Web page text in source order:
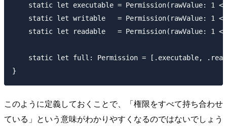
static let executable = Permission(rawValue: 1
static let writable   = Permission(rawValue: 1
static let readable   = Permission(rawValue: 1
static let full: Permission = [.executable,
このように定義しておくことで、「権限をすべて持ち合わせ
ている」という意味がわかりやすくなるのではないでしょう